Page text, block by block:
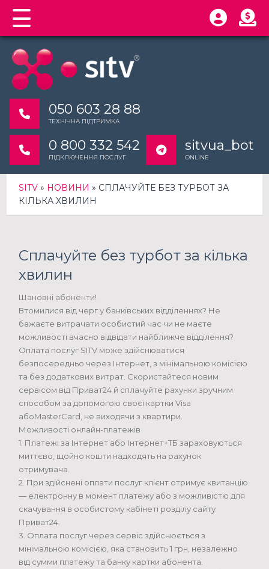
050 603 28 88
ТЕХНІЧНА ПІДТРИМКА
0 800 332 542
ПІДКЛЮЧЕННЯ ПОСЛУГ
sitvua_bot
ONLINE
SITV » НОВИНИ » СПЛАЧУЙТЕ БЕЗ ТУРБОТ ЗА
КІЛЬКА ХВИЛИН
Сплачуйте без турбот за кілька
хвилин
Шановні абоненти!
Втомилися від черг у банківських відділеннях? Не
бажаєте витрачати особистий час чи не маєте
можливості вчасно відвідати найближче відділення?
Оплата послуг SITV може здійснюватися
безпосередньо через Інтернет, з мінімальною комісією
та без додаткових витрат. Скористайтеся новим
сервісом від Приват24 й сплачуйте рахунки зручним
способом за допомогою своєї картки Visa
абоMasterCard, не виходячи з квартири.
Можливості онлайн-платежів
1. Платежі за Інтернет або Інтернет+ТБ зараховуються
миттєво, щойно кошти надходять на рахунок
отримувача.
2. При здійснені оплати послуг клієнт отримує квитанцію
— електронну в момент платежу або з можливістю для
скачування в особистому кабінеті розділу сайту
Приват24.
3. Оплата послуг через сервіс здійснюється з
мінімальною комісією, яка становить 1 грн, незалежно
від сумми платежу та банку картки абонента.